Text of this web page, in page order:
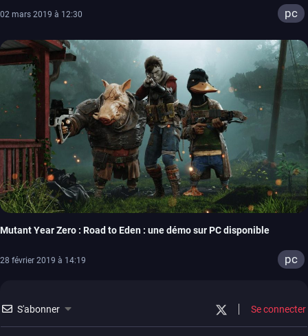
02 mars 2019 à 12:30 pc
Mutant Year Zero : Road to Eden : une démo sur PC disponible
28 février 2019 à 14:19 pc
S'abonner Se connecter